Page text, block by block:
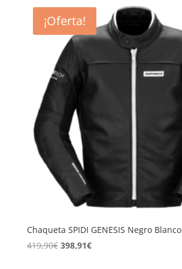
era:
419,90€.
es:
398,91€.
¡Oferta!
Chaqueta SPIDI GENESIS Negro Blanco
419,90€ El
398,91€El